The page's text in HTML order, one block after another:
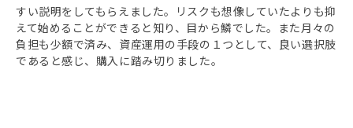
すい説明をしてもらえました。リスクも想像していたよりも抑
えて始めることができると知り、目から鱗でした。また月々の
負担も少額で済み、資産運用の手段の１つとして、良い選択肢
であると感じ、購入に踏み切りました。